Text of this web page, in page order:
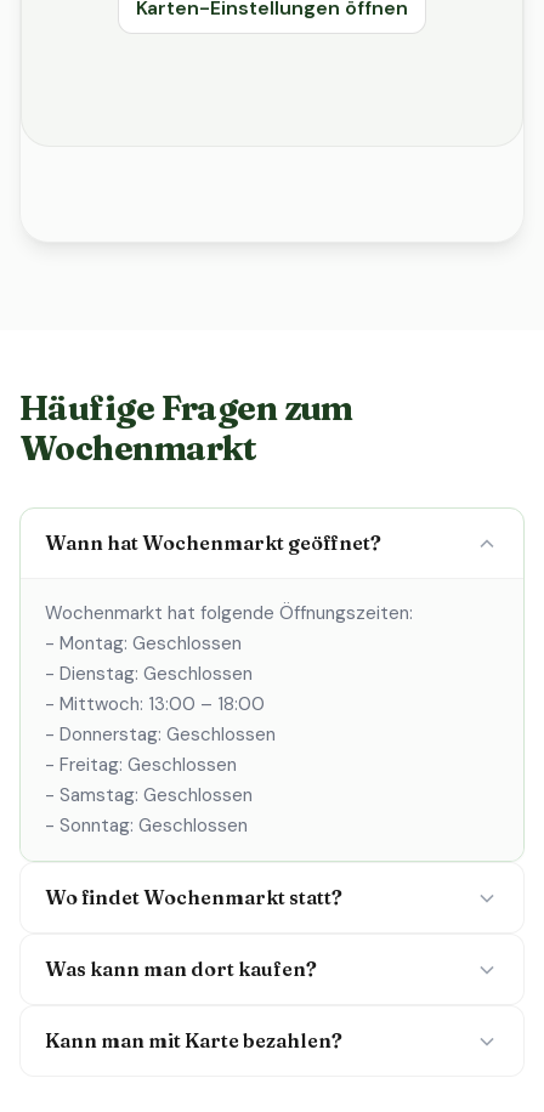
Karten-Einstellungen öffnen
Häufige Fragen zum
Wochenmarkt
Wann hat Wochenmarkt geöffnet?
Wochenmarkt hat folgende Öffnungszeiten:
- Montag: Geschlossen
- Dienstag: Geschlossen
- Mittwoch: 13:00 – 18:00
- Donnerstag: Geschlossen
- Freitag: Geschlossen
- Samstag: Geschlossen
- Sonntag: Geschlossen
Wo findet Wochenmarkt statt?
Was kann man dort kaufen?
Kann man mit Karte bezahlen?